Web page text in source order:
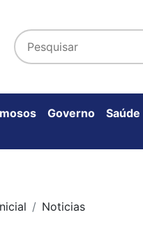
Governo Saúde
Noticias